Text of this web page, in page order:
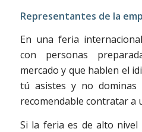
Representantes de la
En una feria
con personas
mercado y que hablen el
tú asistes y no dominas
recomendable contratar a
Si la feria es de alto